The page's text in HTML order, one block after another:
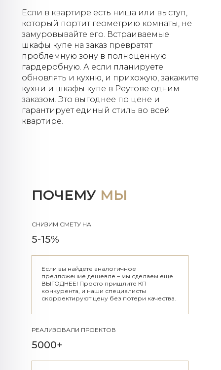
Если в квартире есть ниша или выступ,
который портит геометрию комнаты, не
замуровывайте его. Встраиваемые
шкафы купе на заказ превратят
проблемную зону в полноценную
гардеробную. А если планируете
обновлять и кухню, и прихожую, закажите
кухни и шкафы купе в Реутове одним
заказом. Это выгоднее по цене и
гарантирует единый стиль во всей
квартире.
ПОЧЕМУ МЫ
СНИЗИМ СМЕТУ НА
5-15%
Если вы найдете аналогичное
предложение дешевле – мы сделаем еще
ВЫГОДНЕЕ! Просто пришлите КП
конкурента, и наши специалисты
скорректируют цену без потери качества.
РЕАЛИЗОВАЛИ ПРОЕКТОВ
5000+